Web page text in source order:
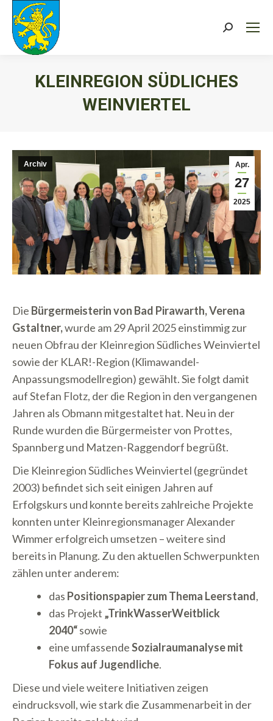
Search:
KLEINREGION SÜDLICHES
WEINVIERTEL
Apr.
27
2025
Archiv
Die Bürgermeisterin von Bad Pirawarth, Verena
Gstaltner,wurde am 29 April 2025 einstimmig zur
neuen Obfrau der Kleinregion Südliches Weinviertel
sowie der KLAR!-Region (Klimawandel-
Anpassungsmodellregion) gewählt. Sie folgt damit
auf Stefan Flotz, der die Region in den vergangenen
Jahren als Obmann mitgestaltet hat. Neu in der
Runde wurden die Bürgermeister von Prottes,
Spannberg und Matzen-Raggendorf begrüßt.
Die Kleinregion Südliches Weinviertel (gegründet
2003) befindet sich seit einigen Jahren auf
Erfolgskurs und konnte bereits zahlreiche Projekte
konnten unter Kleinregionsmanager Alexander
Wimmer erfolgreich umsetzen – weitere sind
bereits in Planung. Zu den aktuellen Schwerpunkten
zählen unter anderem:
das Positionspapier zum Thema Leerstand,
das Projekt „TrinkWasserWeitblick
2040“sowie
eine umfassendeSozialraumanalyse mit
Fokus auf Jugendliche.
Diese und viele weitere Initiativen zeigen
eindrucksvoll, wie stark die Zusammenarbeit in der